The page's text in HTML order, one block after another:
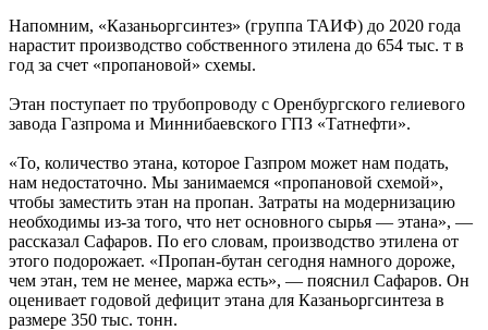
Напомним, «Казаньоргсинтез» (группа ТАИФ) до 2020 года
нарастит производство собственного этилена до 654 тыс. т в
год за счет «пропановой» схемы.
Этан поступает по трубопроводу с Оренбургского гелиевого
завода Газпрома и Миннибаевского ГПЗ «Татнефти».
«То, количество этана, которое Газпром может нам подать,
нам недостаточно. Мы занимаемся «пропановой схемой»,
чтобы заместить этан на пропан. Затраты на модернизацию
необходимы из-за того, что нет основного сырья — этана», —
рассказал Сафаров. По его словам, производство этилена от
этого подорожает. «Пропан-бутан сегодня намного дороже,
чем этан, тем не менее, маржа есть», — пояснил Сафаров. Он
оценивает годовой дефицит этана для Казаньоргсинтеза в
размере 350 тыс. тонн.